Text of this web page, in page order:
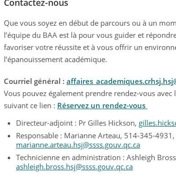
Que vous soyez en début de parcours ou à un
l’équipe du BAA est là pour vous guider et
favoriser votre réussite et à vous offrir un
l’épanouissement académique.
Courriel général :
Vous pouvez également prendre rendez-vous
suivant ce lien : Réservez un rendez-vous
Directeur-adjoint : Pr Gilles Hickson,
Responsable : Marianne Arteau, 514-345-
marianne.arteau.hsj@ssss.gouv.qc.ca
Technicienne en administration : Ashleigh
ashleigh.bross.hsj@ssss.gouv.qc.ca